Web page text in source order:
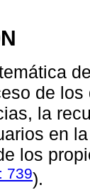
de
la
en
los
739).